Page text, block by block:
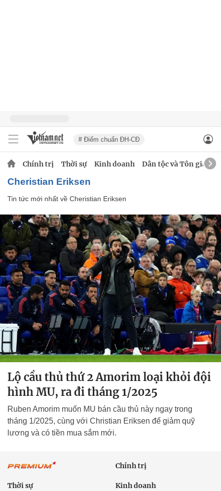
# Điểm chuẩn ĐH-CĐ
Chính trị Thời sự Kinh doanh Dân tộc và Tôn giáo
Cheristian Eriksen
Tin tức mới nhất về Cheristian Eriksen
Lộ cầu thủ thứ 2 Amorim loại khỏi đội
hình MU, ra đi tháng 1/2025
Ruben Amorim muốn MU bán cầu thủ này ngay trong
tháng 1/2025, cùng với Christian Eriksen để giảm quỹ
lương và có tiền mua sắm mới.
Chính trị
Thời sự Kinh doanh